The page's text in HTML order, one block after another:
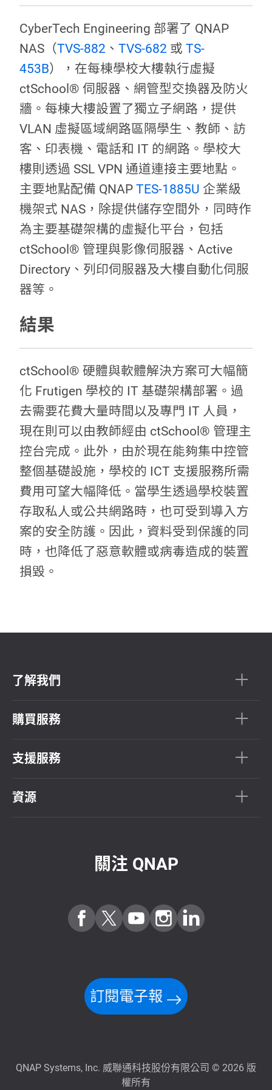
CyberTech Engineering 部署了 QNAP
NAS（TVS-882 、 TVS-682 或 TS-
453B），在每棟學校大樓執行虛擬
ctSchool® 伺服器、網管型交換器及防火
牆。每棟大樓設置了獨立子網路，提供
VLAN 虛擬區域網路區隔學生、教師、訪
客、印表機、電話和 IT 的網路。學校大
樓則透過 SSL VPN 通道連接主要地點。
主要地點配備 QNAP TES-1885U 企業級
機架式 NAS，除提供儲存空間外，同時作
為主要基礎架構的虛擬化平台，包括
ctSchool® 管理與影像伺服器、Active
Directory、列印伺服器及大樓自動化伺服
器等。
結果
ctSchool® 硬體與軟體解決方案可大幅簡
化 Frutigen 學校的 IT 基礎架構部署。過
去需要花費大量時間以及專門 IT 人員，
現在則可以由教師經由 ctSchool® 管理主
控台完成。此外，由於現在能夠集中控管
整個基礎設施，學校的 ICT 支援服務所需
費用可望大幅降低。當學生透過學校裝置
存取私人或公共網路時，也可受到導入方
案的安全防護。因此，資料受到保護的同
時，也降低了惡意軟體或病毒造成的裝置
損毀。
了解我們
購買服務
支援服務
資源
關注 QNAP
訂閱電子報
QNAP Systems, Inc. 威聯通科技股份有限公司 © 2026 版
權所有